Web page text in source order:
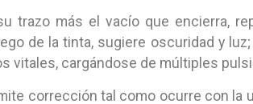
trazo más el vacío que encierra,
de la tinta, sugiere oscuridad y
vitales, cargándose de múltiples
corrección tal como ocurre con la